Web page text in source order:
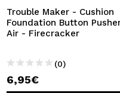
effectuer vos achats
commandes et consulter
Trouble Maker - Cushion
Foundation Button
Air - Firecracker
(0)
6,95€